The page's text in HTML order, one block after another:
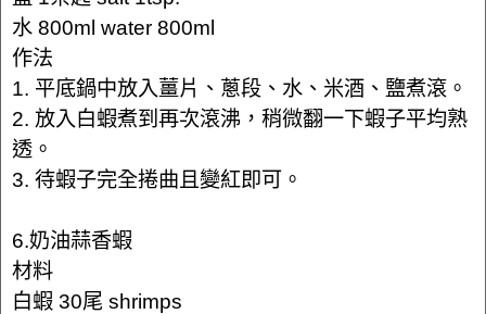
水 800ml water 800ml
作法
1. 平底鍋中放入薑片、蔥段、水、米酒、鹽煮滾。
2. 放入白蝦煮到再次滾沸，稍微翻一下蝦子平均熟
透。
3. 待蝦子完全捲曲且變紅即可。
6.奶油蒜香蝦
材料
白蝦 30尾 shrimps